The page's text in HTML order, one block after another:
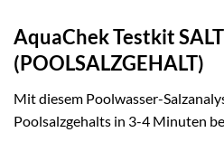
AquaChekTestkit SALT
(POOLSALZGEHALT)
Mit diesem Poolwasser-
Poolsalzgehalts in 3-4 Minuten